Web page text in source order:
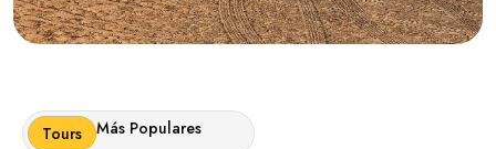
Tours Más Populares